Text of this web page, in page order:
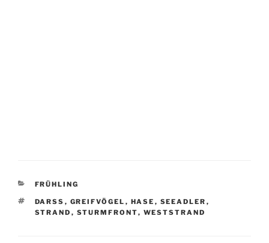
KATEGORIEN
FRÜHLING
SCHLAGWÖRTER
DARSS , GREIFVÖGEL , HASE , SEEADLER ,
STRAND , STURMFRONT, WESTSTRAND